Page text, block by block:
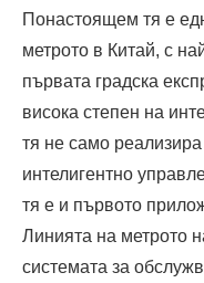
Понастоящем тя е
метрото в Китай, с
първата градска
висока степен на
тя не само
интелигентно
тя е и първото
Линията на метрото
системата за